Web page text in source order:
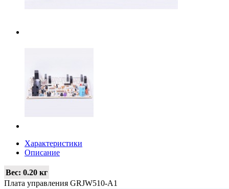
Характеристики
Описание
Вес: 0.20 кг
Плата управления GRJW510-A1